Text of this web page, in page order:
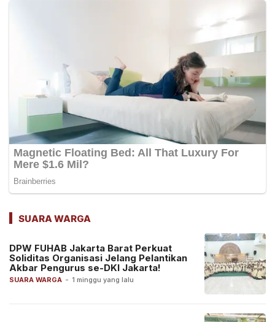
SUARA WARGA
SUARA WARGA - 1 minggu yang lalu
DPW FUHAB Jakarta Barat Perkuat
Soliditas Organisasi Jelang Pelantikan
Akbar Pengurus se-DKI Jakarta!